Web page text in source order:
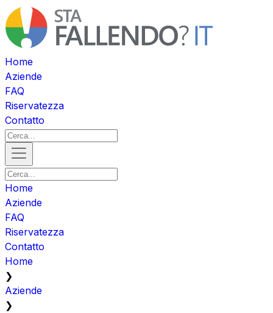
Home
Aziende
FAQ
Riservatezza
Contatto
Home
Aziende
FAQ
Riservatezza
Contatto
Home
❯
Aziende
❯